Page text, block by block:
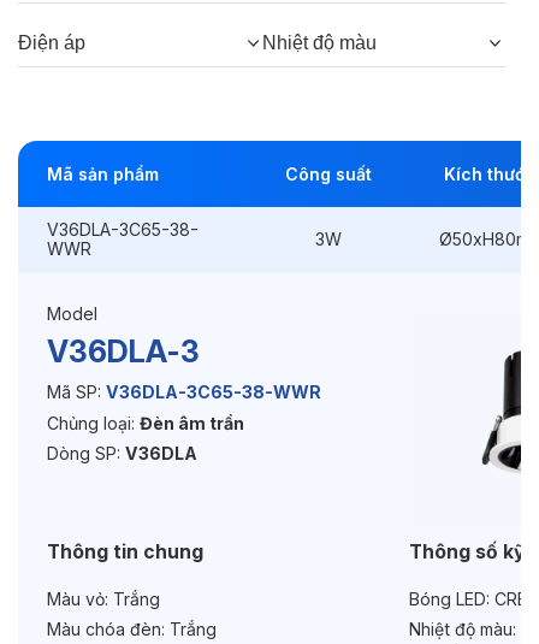
Thông số Điện & Lắp đặt
Điều hướng:
Có chỉnh hướng
Kích thướcØ50xH80mm
Điện áp: 220VAC, 50Hz
Độ bền & tùy chọn mở rộng
Chức năng:
Điện áp Nhiệt độ màu
Mã sản phẩm Công suất Kích thước
V36DLA-3C65-38-
WWR
3W
Model
V36DLA-3
Mã SP: V36DLA-3C65-38-WWR
Chủng loại: Đèn âm trần
Dòng SP: V36DLA
Thông tin chung
Màu vỏ: Trắng
Màu chóa đèn: Trắng
Thông số kỹ
Bóng LED:
Nhiệt độ màu: